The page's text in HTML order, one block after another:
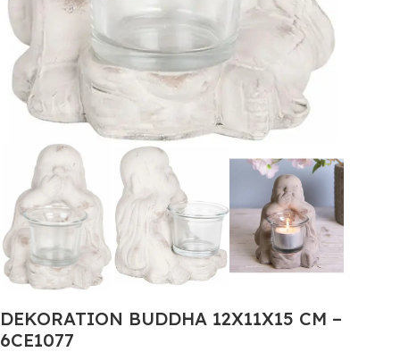
DEKORATION BUDDHA 12X11X15 CM –
6CE1077